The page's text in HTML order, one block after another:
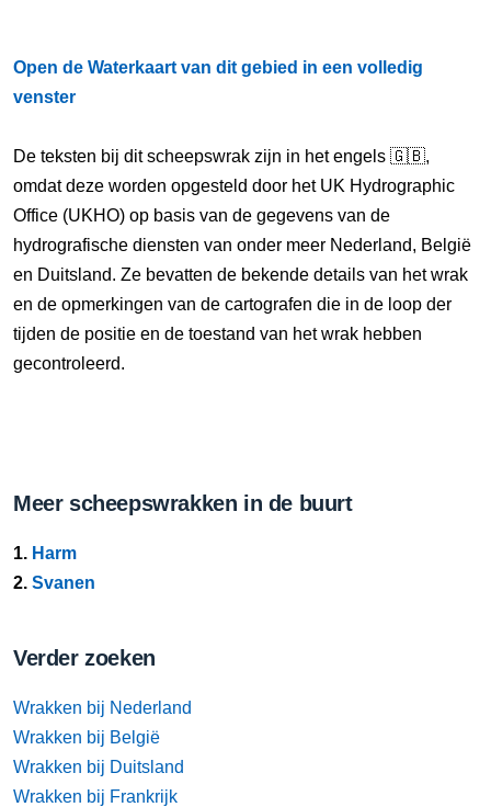
Open de Waterkaart van dit gebied in een volledig
venster
De teksten bij dit scheepswrak zijn in het engels 🇬🇧,
omdat deze worden opgesteld door het UK Hydrographic
Office (UKHO) op basis van de gegevens van de
hydrografische diensten van onder meer Nederland, België
en Duitsland. Ze bevatten de bekende details van het wrak
en de opmerkingen van de cartografen die in de loop der
tijden de positie en de toestand van het wrak hebben
gecontroleerd.
Meer scheepswrakken in de buurt
1. Harm
2. Svanen
Verder zoeken
Wrakken bij Nederland
Wrakken bij België
Wrakken bij Duitsland
Wrakken bij Frankrijk